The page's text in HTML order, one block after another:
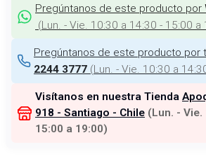
Pregúntanos de este producto por
(Lun. - Vie. 10:30 a 14:30 - 15:00 a
Pregúntanos de este producto por
2244 3777 (Lun. - Vie. 10:30 a
Visítanos en nuestra Tienda
918 - Santiago - Chile (Lun. - Vie.
15:00 a 19:00)